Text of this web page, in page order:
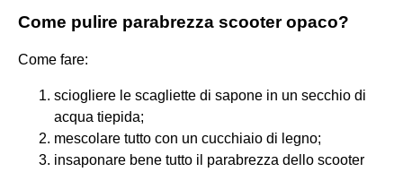
Come pulire parabrezza scooter opaco?
Come fare:
sciogliere le scagliette di sapone in un secchio di
acqua tiepida;
mescolare tutto con un cucchiaio di legno;
insaponare bene tutto il parabrezza dello scooter